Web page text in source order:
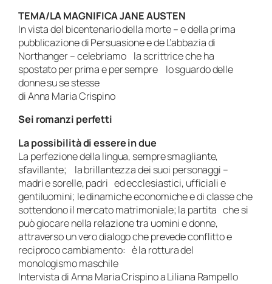
TEMA/LA MAGNIFICA JANE AUSTEN
In vista del bicentenario della morte – e della prima
pubblicazione di Persuasione e de L’abbazia di
Northanger – celebriamo la scrittrice che ha
spostato per prima e per sempre lo sguardo delle
donne su se stesse
di Anna Maria Crispino
Sei romanzi perfetti
La possibilità di essere in due
La perfezione della lingua, sempre smagliante,
sfavillante; la brillantezza dei suoi personaggi –
madri e sorelle, padri ed ecclesiastici, ufficiali e
gentiluomini; le dinamiche economiche e di classe che
sottendono il mercato matrimoniale; la partita che si
può giocare nella relazione tra uomini e donne,
attraverso un vero dialogo che prevede conflitto e
reciproco cambiamento: è la rottura del
monologismo maschile
Intervista di Anna Maria Crispino a Liliana Rampello